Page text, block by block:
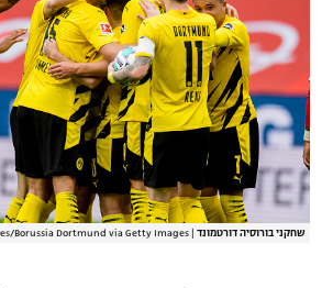
שחקני בורוסיה דורטמונד Borussia Dortmund via Getty Images